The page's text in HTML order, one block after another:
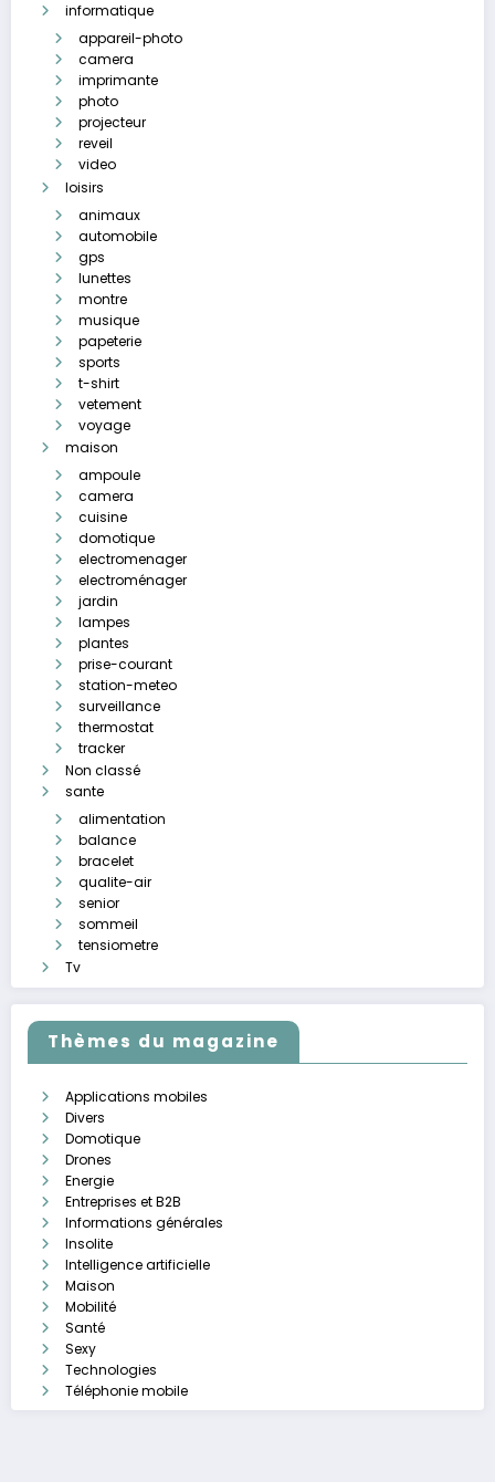
informatique
appareil-photo
camera
imprimante
photo
projecteur
reveil
video
loisirs
animaux
automobile
gps
lunettes
montre
musique
papeterie
sports
t-shirt
vetement
voyage
maison
ampoule
camera
cuisine
domotique
electromenager
electroménager
jardin
lampes
plantes
prise-courant
station-meteo
surveillance
thermostat
tracker
Non classé
sante
alimentation
balance
bracelet
qualite-air
senior
sommeil
tensiometre
Tv
Thèmes du magazine
Applications mobiles
Divers
Domotique
Drones
Energie
Entreprises et B2B
Informations générales
Insolite
Intelligence artificielle
Maison
Mobilité
Santé
Sexy
Technologies
Téléphonie mobile